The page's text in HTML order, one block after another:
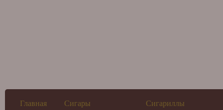
Главная
Сигары Сигариллы